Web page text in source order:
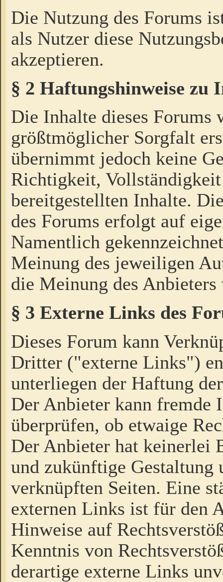
Die Nutzung des Forums
als Nutzer diese
akzeptieren.
§ 2 Haftungshinweise zu
Die Inhalte dieses Forums
größtmöglicher Sorgfalt
übernimmt jedoch keine
Richtigkeit,
bereitgestellten Inhalte.
des Forums erfolgt auf
Namentlich
Meinung des jeweiligen
die Meinung des Anbieters
§ 3 Externe Links des
Dieses Forum kann
Dritter ("externe Links")
unterliegen der Haftung
Der Anbieter kann fremde
überprüfen, ob etwaige
Der Anbieter hat keinerlei
und zukünftige Gestaltung
verknüpften Seiten. Eine
externen Links ist für den
Hinweise auf
Kenntnis von
derartige externe Links